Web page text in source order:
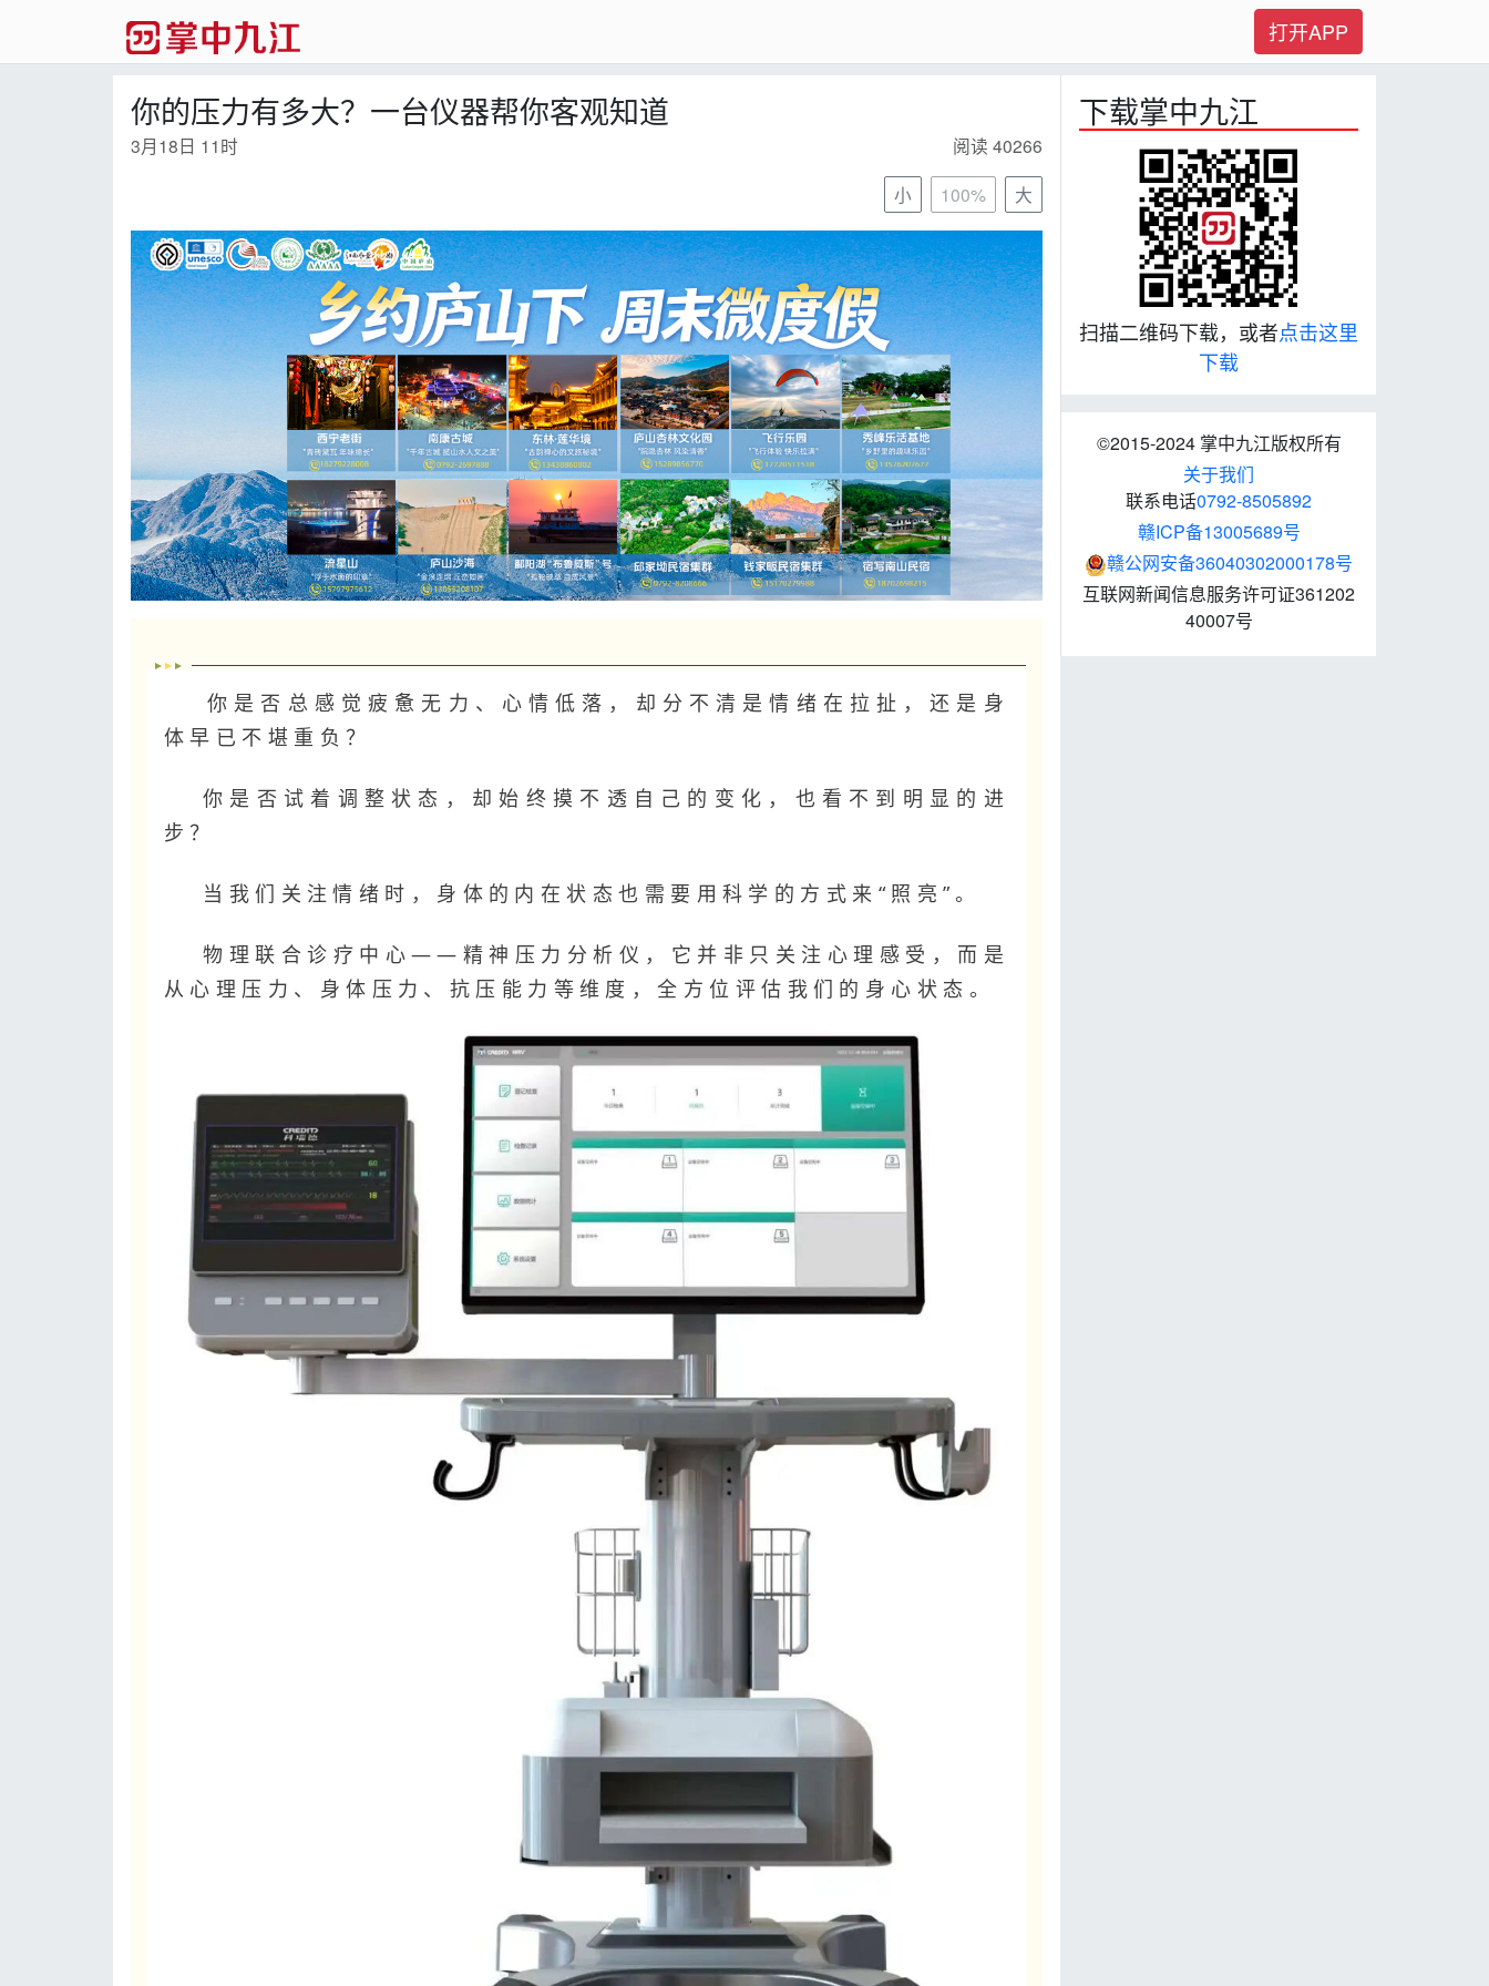
打开APP
你的压力有多大？一台仪器帮你客观知道
3月18日 11时
阅读 40266
小
100% 大
你是否总感觉疲惫无力、心情低落，却分不清是情绪在拉扯，还是身
体早已不堪重负？
你是否试着调整状态，却始终摸不透自己的变化，也看不到明显的进
步？
当我们关注情绪时，身体的内在状态也需要用科学的方式来“照亮”。
物理联合诊疗中心——精神压力分析仪，它并非只关注心理感受，而是
从心理压力、身体压力、抗压能力等维度，全方位评估我们的身心状态。
下载掌中九江
扫描二维码下载，或者点击这里
下载
©2015-2024 掌中九江版权所有
关于我们
联系电话0792-8505892
赣ICP备13005689号
赣公网安备36040302000178号
互联网新闻信息服务许可证361202
40007号